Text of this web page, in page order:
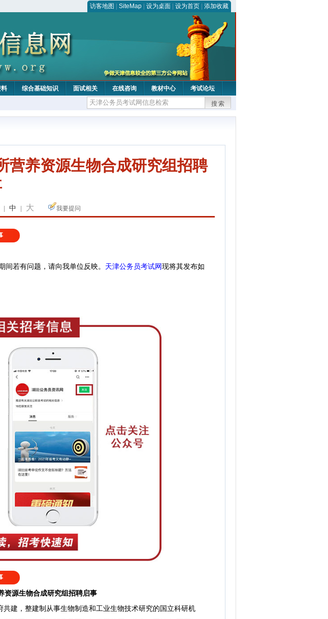
访客地图 SiteMap 设为桌面 设为首页 添加收藏
综合基础知识 面试相关 在线咨询 教材中心 考试论坛
搜索
营养资源生物合成研究组招聘
中 大 我要提问
间若有问题，请向我单位反映。 天津公务员考试网现将其发布如
资源生物合成研究组招聘启事
建，整建制从事生物制造和工业生物技术研究的国立科研机